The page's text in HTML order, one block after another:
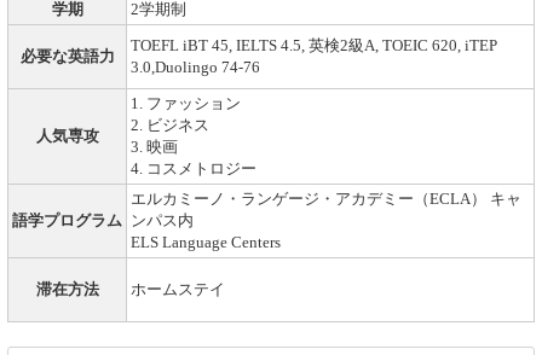
学期
2学期制
必要な英語力
TOEFL iBT 45, IELTS 4.5, 英検2級A, TOEIC 620, iTEP
3.0,Duolingo 74-76
人気専攻
1. ファッション
2. ビジネス
3. 映画
4. コスメトロジー
語学プログラム
エルカミーノ・ランゲージ・アカデミー（ECLA） キャ
ンパス内
ELS Language Centers
滞在方法 ホームステイ